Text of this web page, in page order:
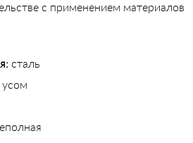
с применением материалов
сталь
усом